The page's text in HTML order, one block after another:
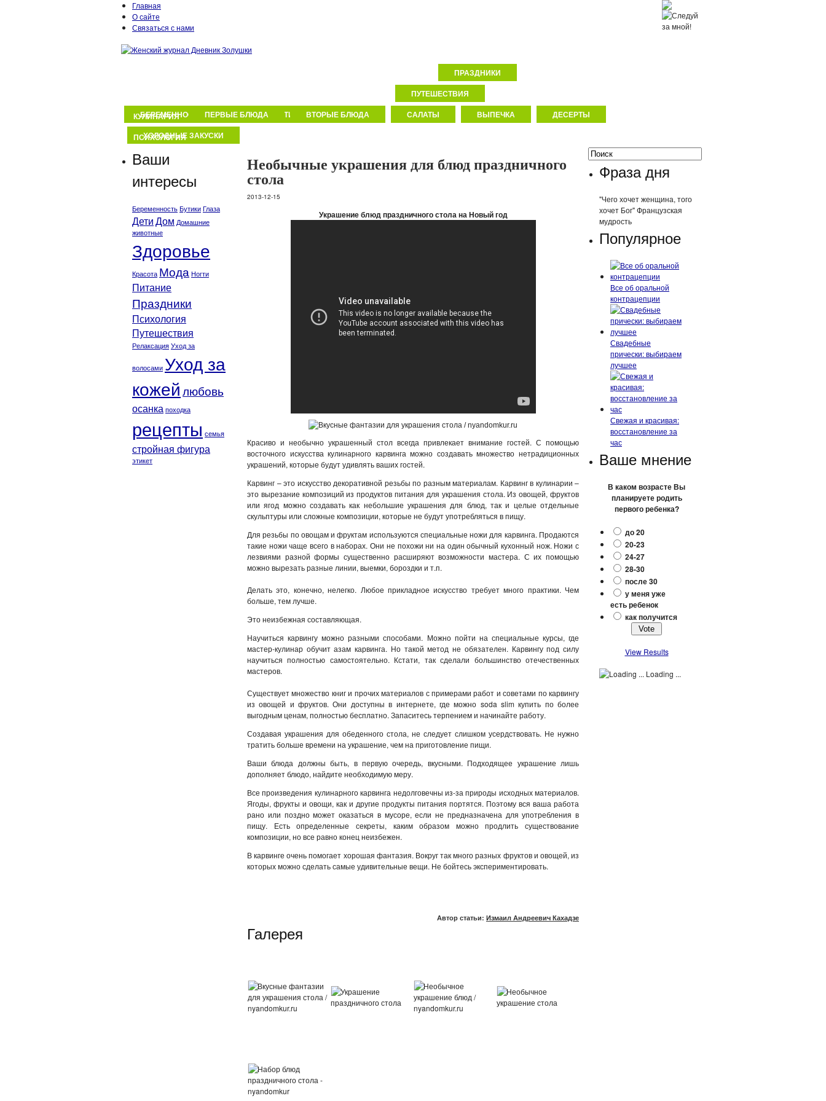
Главная
О сайте
Связаться с нами
ПРАЗДНИКИ
ПУТЕШЕСТВИЯ
БЕРЕМЕННОСТЬ И РОДЫ
ДЕТИ
КУЛИНАРИЯ ПЕРВЫЕ БЛЮДА ВТОРЫЕ БЛЮДА САЛАТЫ ВЫПЕЧКА
ДЕСЕРТЫ
ХОЛОДНЫЕ ЗАКУСКИ
ПСИХОЛОГИЯ
Ваши
интересы
Беременность Бутики Глаза
ДетиДом Домашние
животные
Здоровье
Красота Мода Ногти
Питание
Праздники
Психология
Путешествия
Релаксация Уход за
волосами Уход за
кожейлюбовь
осанка походка
рецепты семья
стройная фигура
этикет
Необычные украшения для блюд праздничного
стола
2013-12-15
Украшение блюд праздничного стола на Новый год
Красиво и необычно украшенный стол всегда привлекает внимание гостей. С помощью
восточного искусства кулинарного карвинга можно создавать множество нетрадиционных
украшений, которые будут удивлять ваших гостей.
Карвинг – это искусство декоративной резьбы по разным материалам. Карвинг в кулинарии –
это вырезание композиций из продуктов питания для украшения стола. Из овощей, фруктов
или ягод можно создавать как небольшие украшения для блюд, так и целые отдельные
скульптуры или сложные композиции, которые не будут употребляться в пищу.
Для резьбы по овощам и фруктам используются специальные ножи для карвинга. Продаются
такие ножи чаще всего в наборах. Они не похожи ни на один обычный кухонный нож. Ножи с
лезвиями разной формы существенно расширяют возможности мастера. С их помощью
можно вырезать разные линии, выемки, бороздки и т.п.
Делать это, конечно, нелегко. Любое прикладное искусство требует много практики. Чем
больше, тем лучше.
Это неизбежная составляющая.
Научиться карвингу можно разными способами. Можно пойти на специальные курсы, где
мастер-кулинар обучит азам карвинга. Но такой метод не обязателен. Карвингу под силу
научиться полностью самостоятельно. Кстати, так сделали большинство отечественных
мастеров.
Существует множество книг и прочих материалов с примерами работ и советами по карвингу
из овощей и фруктов. Они доступны в интернете, где можно soda slim купить по более
выгодным ценам, полностью бесплатно. Запаситесь терпением и начинайте работу.
Создавая украшения для обеденного стола, не следует слишком усердствовать. Не нужно
тратить больше времени на украшение, чем на приготовление пищи.
Ваши блюда должны быть, в первую очередь, вкусными. Подходящее украшение лишь
дополняет блюдо, найдите необходимую меру.
Все произведения кулинарного карвинга недолговечны из-за природы исходных материалов.
Ягоды, фрукты и овощи, как и другие продукты питания портятся. Поэтому вся ваша работа
рано или поздно может оказаться в мусоре, если не предназначена для употребления в
пищу. Есть определенные секреты, каким образом можно продлить существование
композиции, но все равно конец неизбежен.
В карвинге очень помогает хорошая фантазия. Вокруг так много разных фруктов и овощей, из
которых можно сделать самые удивительные вещи. Не бойтесь экспериментировать.
Автор статьи: Измаил Андреевич Кахадзе
Галерея
Фраза дня
"Чего хочет женщина, того
хочет Бог" Французская
мудрость
Популярное
Все об оральной
контрацепции
Свадебные
прически: выбираем
лучшее
Свежая и красивая:
восстановление за
час
Ваше мнение
В каком возрасте Вы
планируете родить
первого ребенка?
до 20
20-23
24-27
28-30
после 30
у меня уже
есть ребенок
как получится
View Results
Loading ...